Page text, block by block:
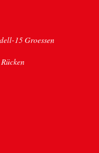
15 Groessen